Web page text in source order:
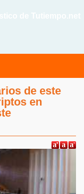
de este
en